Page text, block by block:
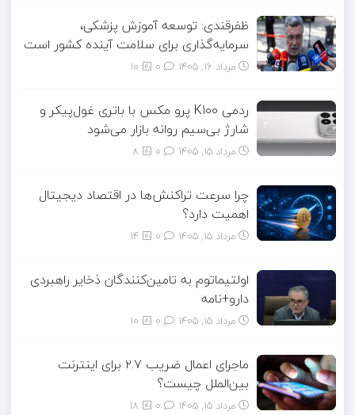
ظفرقندی: توسعه آموزش پزشکی،
سرمایه‌گذاری برای سلامت آینده کشور است
مرداد ۱۶, ۱۴۰۵ 10
ردمی K100 پرو مکس با باتری غول‌پیکر و
شارژ بی‌سیم روانه بازار می‌شود
مرداد ۱۵, ۱۴۰۵ 8
چرا سرعت تراکنش‌ها در اقتصاد دیجیتال
اهمیت دارد؟
مرداد ۱۵, ۱۴۰۵ 14
اولتیماتوم به تامین‌کنندگان ذخایر راهبردی
دارو+نامه
مرداد ۱۵, ۱۴۰۵ 10
ماجرای اعمال ضریب ۲.۷ برای اینترنت
بین‌الملل چیست؟
مرداد ۱۵, ۱۴۰۵ 18